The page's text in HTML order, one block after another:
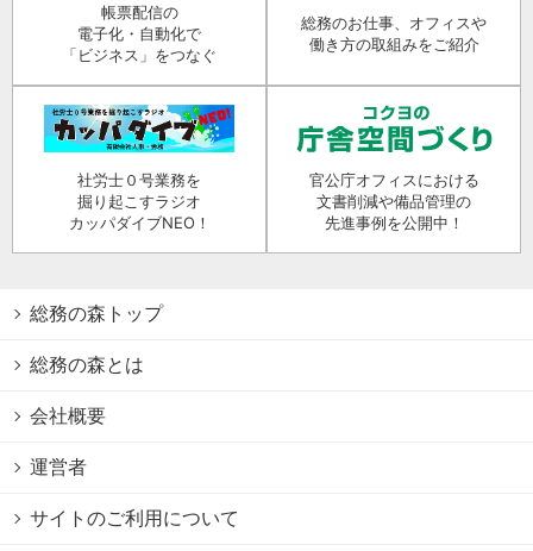
帳票配信の
電子化・自動化で
「ビジネス」をつなぐ
総務のお仕事、オフィスや
働き方の取組みをご紹介
社労士０号業務を
掘り起こすラジオ
カッパダイブNEO！
官公庁オフィスにおける
文書削減や備品管理の
先進事例を公開中！
総務の森トップ
総務の森とは
会社概要
運営者
サイトのご利用について